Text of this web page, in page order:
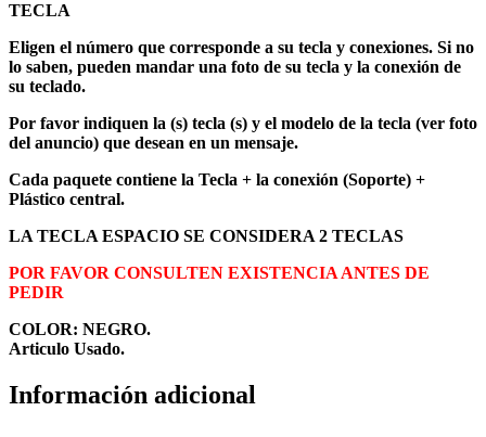
TECLA
Eligen el número que corresponde a su tecla y conexiones. Si no
lo saben, pueden mandar una foto de su tecla y la conexión de
su teclado.
Por favor indiquen la (s) tecla (s) y el modelo de la tecla (ver foto
del anuncio) que desean en un mensaje.
Cada paquete contiene la Tecla + la conexión (Soporte) +
Plástico central.
LA TECLA ESPACIO SE CONSIDERA 2 TECLAS
POR FAVOR CONSULTEN EXISTENCIA ANTES DE
PEDIR
COLOR: NEGRO.
Articulo Usado.
Información adicional